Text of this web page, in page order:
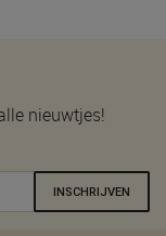
nieuwtjes!
INSCHRIJVEN